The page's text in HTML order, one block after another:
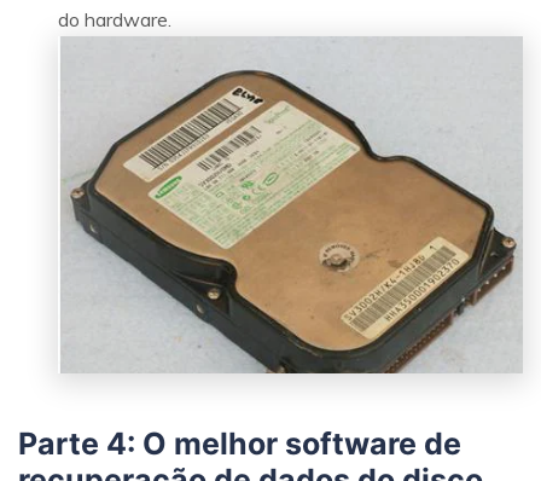
do hardware.
Parte 4: O melhor software de